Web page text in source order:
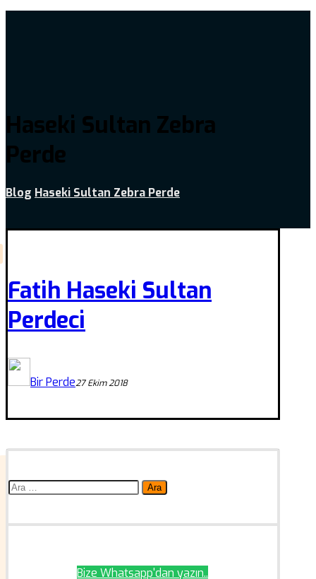
Haseki Sultan Zebra
Perde
Blog Haseki Sultan Zebra Perde
Fatih Haseki Sultan
Perdeci
Bir Perde27 Ekim 2018
Arama:
Bize Whatsapp'dan yazın..